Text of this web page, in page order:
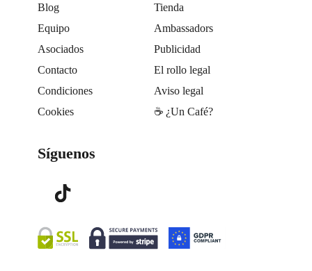
Blog
Tienda
Equipo
Ambassadors
Asociados
Publicidad
Contacto
El rollo legal
Condiciones
Aviso legal
Cookies
☕️ ¿Un Café?
Síguenos